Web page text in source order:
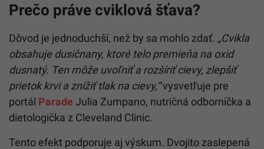
Prečo práve cviklová šťava?
Dôvod je jednoduchší, než by sa mohlo zdať. „Cvikla
obsahuje dusičnany, ktoré telo premieňa na oxid
dusnatý. Ten môže uvoľniť a rozšíriť cievy, zlepšiť
prietok krvi a znížiť tlak na cievy,“vysvetľuje pre
portál Parade Julia Zumpano, nutričná odborníčka a
dietologička z Cleveland Clinic.
Tento efekt podporuje aj výskum. Dvojito zaslepená